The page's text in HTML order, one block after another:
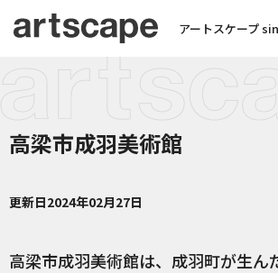
アートスケープ
高梁市成羽美術館
更新日2024年02月27日
高梁市成羽美術館は、成羽町が生ん